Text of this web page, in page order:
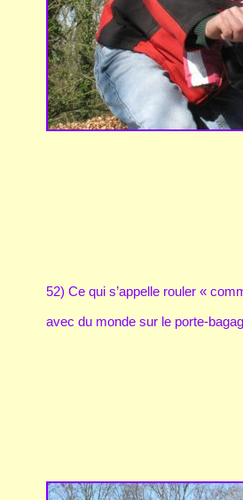
52) Ce qui s’appelle rouler «
avec du monde sur le porte-